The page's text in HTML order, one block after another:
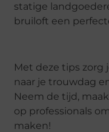
statige
bruiloft een
Met deze tips zorg
naar je trouwdag
Neem de tijd,
op professionals
maken!